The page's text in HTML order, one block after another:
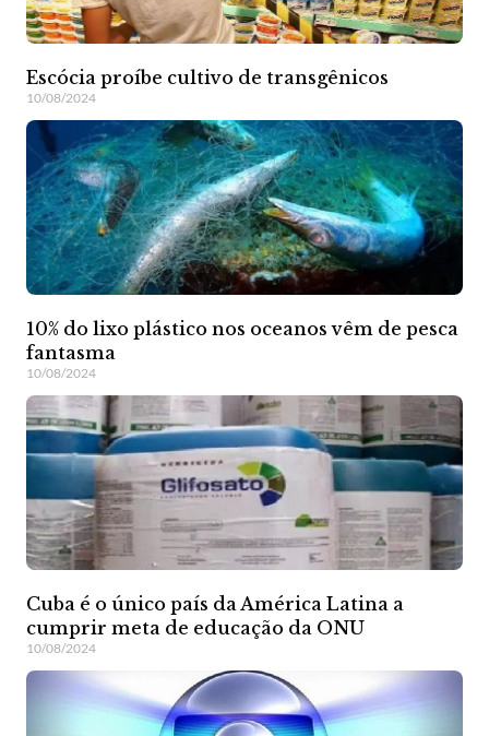
Escócia proíbe cultivo de transgênicos
10/08/2024
10% do lixo plástico nos oceanos vêm de pesca
fantasma
10/08/2024
Cuba é o único país da América Latina a
cumprir meta de educação da ONU
10/08/2024